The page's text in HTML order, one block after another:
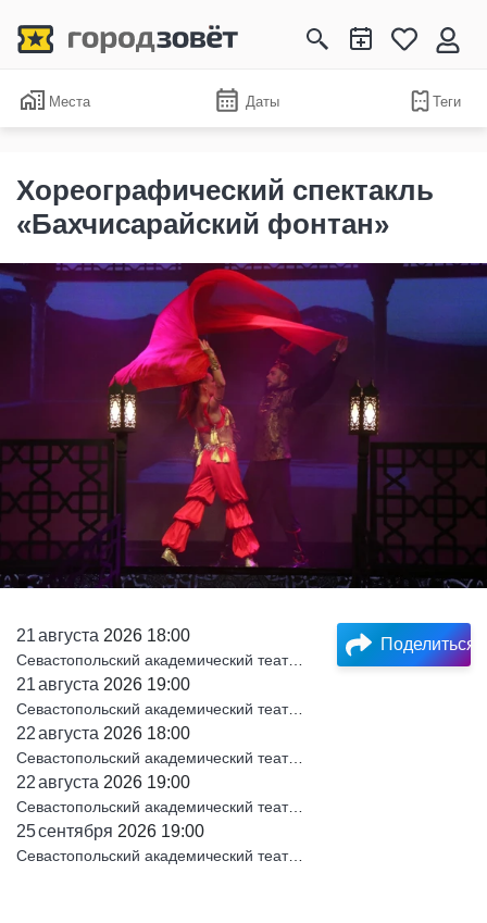
Места Даты Теги
Хореографический спектакль
«Бахчисарайский фонтан»
21августа 2026 18:00
Севастопольский академический театр танца им. В. А. Елизарова
21августа 2026 19:00
Севастопольский академический театр танца им. В. А. Елизарова
22августа 2026 18:00
Севастопольский академический театр танца им. В. А. Елизарова
22августа 2026 19:00
Севастопольский академический театр танца им. В. А. Елизарова
25сентября 2026 19:00
Севастопольский академический театр танца им. В. А. Елизарова
Поделиться